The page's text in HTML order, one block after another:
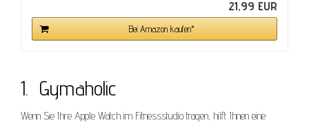
21,99 EUR
Bei Amazon kaufen*
1. Gymaholic
Wenn Sie Ihre Apple Watch im Fitnessstudio tragen, hilft Ihnen eine